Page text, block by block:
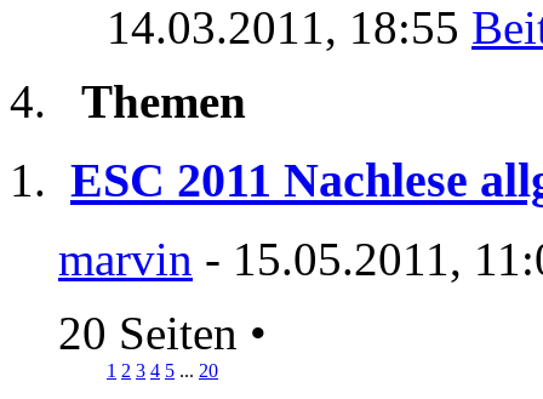
14.03.2011, 18:55
Themen
ESC 2011 Nachlese
marvin - 15.05.2011,
20 Seiten •
1 2 3 4 5 ... 20